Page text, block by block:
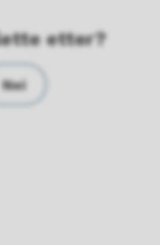
etter?
Nei